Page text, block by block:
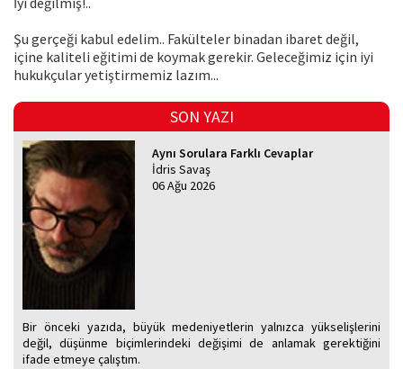
Şu gerçeği kabul edelim.. Fakülteler binadan ibaret değil,
içine kaliteli eğitimi de koymak gerekir. Geleceğimiz için iyi
hukukçular yetiştirmemiz lazım...
SON YAZI
Aynı Sorulara Farklı Cevaplar
İdris Savaş
06 Ağu 2026
Bir önceki yazıda, büyük medeniyetlerin yalnızca yükselişlerini
değil, düşünme biçimlerindeki değişimi de anlamak gerektiğini
ifade etmeye çalıştım.